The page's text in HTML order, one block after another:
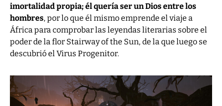
imortalidad propia; él quería ser un Dios entre los
hombres, por lo que él mismo emprende el viaje a
África para comprobar las leyendas literarias sobre el
poder de la flor Stairway of the Sun, de la que luego se
descubrió el Virus Progenitor.